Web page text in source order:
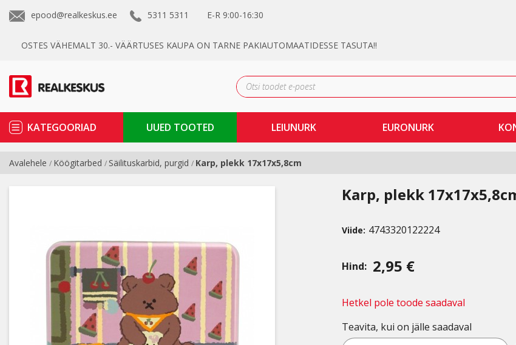
epood@realkeskus.ee 5311 5311 E-R 9:00-16:30
OSTES VÄHEMALT 30.- VÄÄRTUSES KAUPA ON TARNE PAKIAUTOMAATIDESSE TASUTA!!
KATEGOORIAD UUED TOOTED LEIUNURK EURONURK
Avalehele / Köögitarbed / Säilituskarbid, purgid / Karp, plekk 17x17x5,8cm
Karp, plekk
Viide: 4743320122224
Hind: 2,95 €
Hetkel pole toode saadaval
Teavita, kui on jälle saadaval